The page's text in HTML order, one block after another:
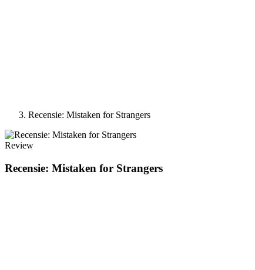
Recensie: Mistaken for Strangers
Review
Recensie: Mistaken for Strangers